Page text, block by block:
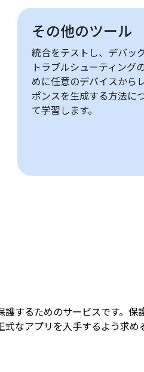
その他のツール
統合をテストし、デバッ
トラブルシューティング
めに任意のデバイスから
ポンスを生成する方法に
て学習します。
するためのサービスです。保
なアプリを入手するよう求め